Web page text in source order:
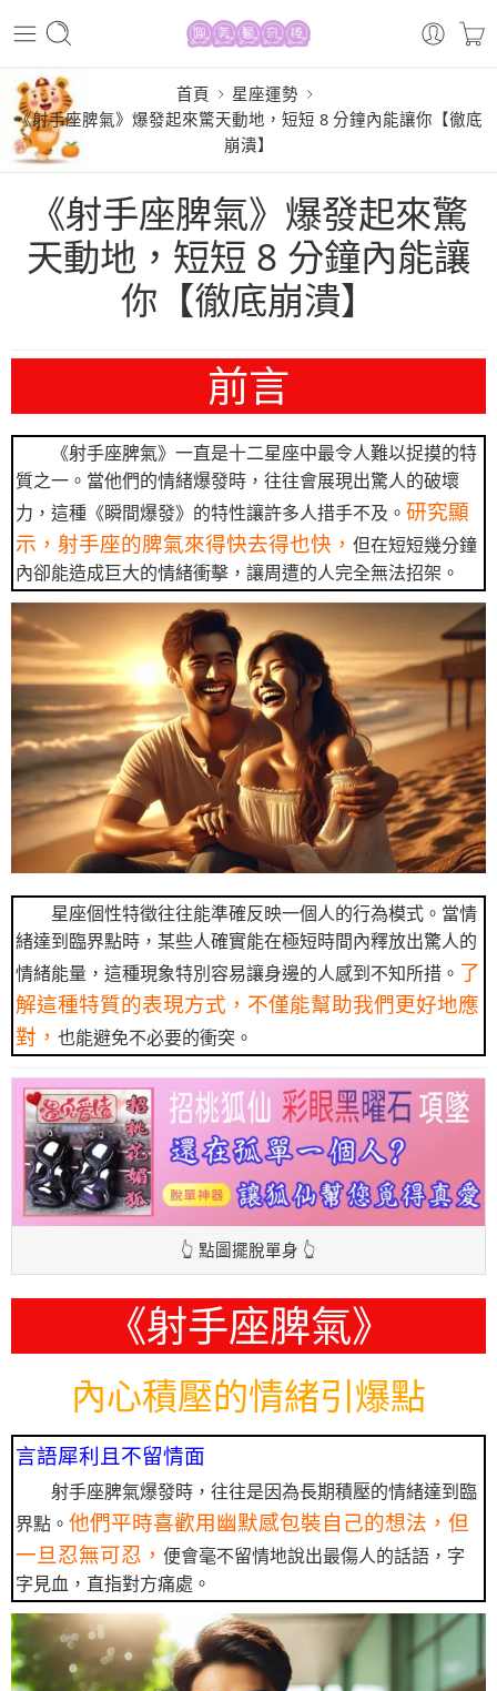
首頁
星座運勢
《射手座脾氣》爆發起來驚天動地，短短 8 分鐘內能讓你【徹底
崩潰】
《射手座脾氣》爆發起來驚
天動地，短短 8 分鐘內能讓
你【徹底崩潰】
前言
《射手座脾氣》一直是十二星座中最令人難以捉摸的特
質之一。當他們的情緒爆發時，往往會展現出驚人的破壞
力，這種《瞬間爆發》的特性讓許多人措手不及。 研究顯
示，射手座的脾氣來得快去得也快， 但在短短幾分鐘
內卻能造成巨大的情緒衝擊，讓周遭的人完全無法招架。
星座個性特徵往往能準確反映一個人的行為模式。當情
緒達到臨界點時，某些人確實能在極短時間內釋放出驚人的
情緒能量，這種現象特別容易讓身邊的人感到不知所措。 了
解這種特質的表現方式，不僅能幫助我們更好地應
對， 也能避免不必要的衝突。
👆 點圖擺脫單身 👆
《射手座脾氣》
內心積壓的情緒引爆點
言語犀利且不留情面
射手座脾氣爆發時，往往是因為長期積壓的情緒達到臨
界點。 他們平時喜歡用幽默感包裝自己的想法，但
一旦忍無可忍， 便會毫不留情地說出最傷人的話語，字
字見血，直指對方痛處。